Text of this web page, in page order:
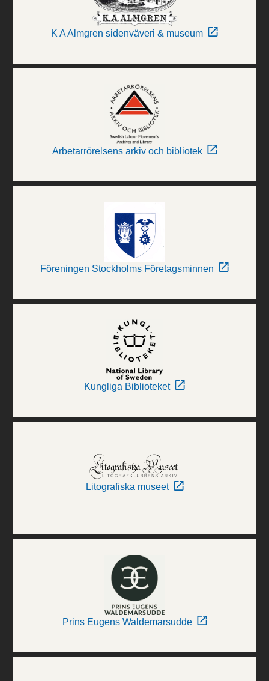
K A Almgren sidenväveri & museum
Arbetarrörelsens arkiv och bibliotek
Föreningen Stockholms Företagsminnen
Kungliga Biblioteket
Litografiska museet
Prins Eugens Waldemarsudde